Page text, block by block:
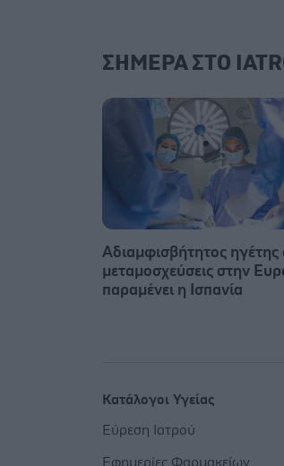
ΣΗΜΕΡΑ ΣΤΟ
Αδιαμφισβήτητος ηγέτης
μεταμοσχεύσεις στην
παραμένει η Ισπανία
Κατάλογοι Υγείας
Εύρεση Ιατρού
Εφημερίες Φαρμακείων